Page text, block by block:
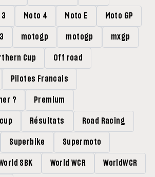
3 Moto 4 Moto E Moto GP
motogp motogp mxgp
Cup Off road
Pilotes Francais
? Premium
Résultats Road Racing
Superbike Supermoto
SBK World WCR WorldWCR